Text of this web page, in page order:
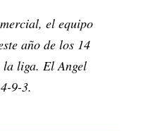
el equipo
año de los 14
la liga. El Angel
9-3.